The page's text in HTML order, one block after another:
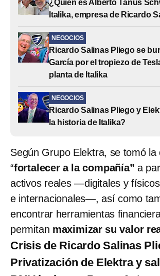
¿Quién es Alberto Tanus
Italika, empresa de Ricardo
NEGOCIOS
Ricardo Salinas Pliego se
García por el tropiezo de
planta de Italika
NEGOCIOS
Ricardo Salinas Pliego y
la historia de Italika?
Según Grupo Elektra, se tomó la
“fortalecer a la compañía”a
activos reales ―digitales y
e internacionales―, así como
encontrar herramientas
permitan maximizar su valor
Crisis de Ricardo Salinas
Privatización de Elektra y